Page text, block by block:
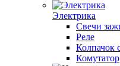
Электрика
Свечи
Реле
Колпачок
Комутатор